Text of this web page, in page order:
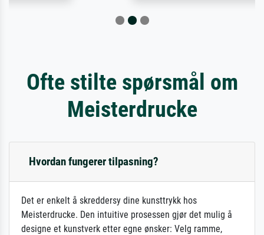
Ofte stilte spørsmål om
Meisterdrucke
Hvordan fungerer tilpasning?
Det er enkelt å skreddersy dine kunsttrykk hos
Meisterdrucke. Den intuitive prosessen gjør det mulig å
designe et kunstverk etter egne ønsker: Velg ramme,